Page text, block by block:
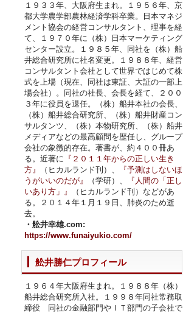
１９３３年、大阪府生まれ。１９５６年、京
都大学農学部農林経済学科卒業。日本マネジ
メント協会の経営コンサルタント、理事を経
て、１９７０年に（株）日本マーケティング
センター設立。１９８５年、同社を（株）船
井総合研究所に社名変更。１９８８年、経営
コンサルタント会社として世界ではじめて株
式を上場（現在、同社は東証、大証の一部上
場会社）。同社の社長、会長を経て、２００
３年に役員を退任。（株）船井本社の会長、
（株）船井総合研究所、（株）船井財産コン
サルタンツ、（株）本物研究所、（株）船井
メディアなどの最高顧問を歴任し、グループ
会社の象徴的存在。著書が、約４００冊あ
る。近著に 『２０１１年からの正しい生き
方』
（ヒカルランド刊）、
『予測はしないほ
うがいいのだが』
（学研）、
『人間の「正し
いあり方」』
（ヒカルランド刊）などがあ
る。２０１４年１月１９日、肺炎のため逝
去。
・舩井幸雄.com:
https://www.funaiyukio.com/
舩井勝仁プロフィール
１９６４年大阪府生まれ。１９８８年（株）
船井総合研究所入社。１９９８年同社常務取
締役 同社の金融部門やＩＴ部門の子会社で